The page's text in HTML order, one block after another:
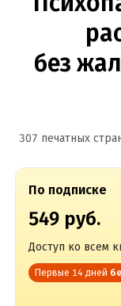
без
307 печатных
По подписке
549 руб.
Доступ ко всем
Первые 14 дней